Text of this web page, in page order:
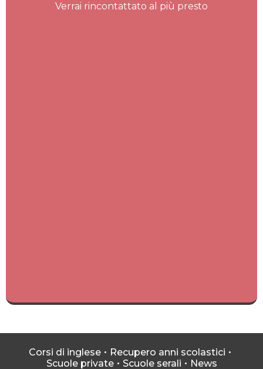
Verrai rincontattato al più presto
Corsi di inglese
Recupero anni scolastici
Scuole private
Scuole serali News